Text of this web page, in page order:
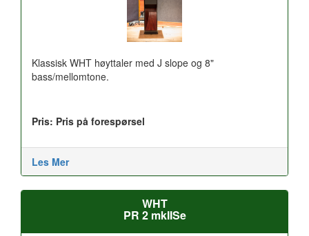
Klassisk WHT høyttaler med J slope og 8"
bass/mellomtone.
Pris: Pris på forespørsel
Les Mer
WHT
PR 2 mkIISe